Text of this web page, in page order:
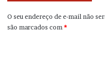
O seu endereço de e-mail não
são marcados com*